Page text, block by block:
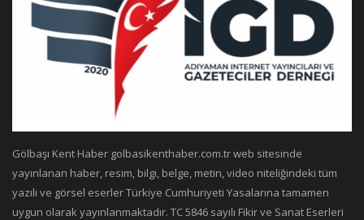
Gölbaşı Kent Haber golbasikenthaber.com.tr web sitesinde
yayınlanan haber, resim, bilgi, belge, metin, video niteliğindeki tüm
yazılı ve görsel eserler Türkiye Cumhuriyeti Yasalarına tamamen
uygun olarak yayınlanmaktadır. TC 5846 sayılı Fikir ve Sanat Eserleri